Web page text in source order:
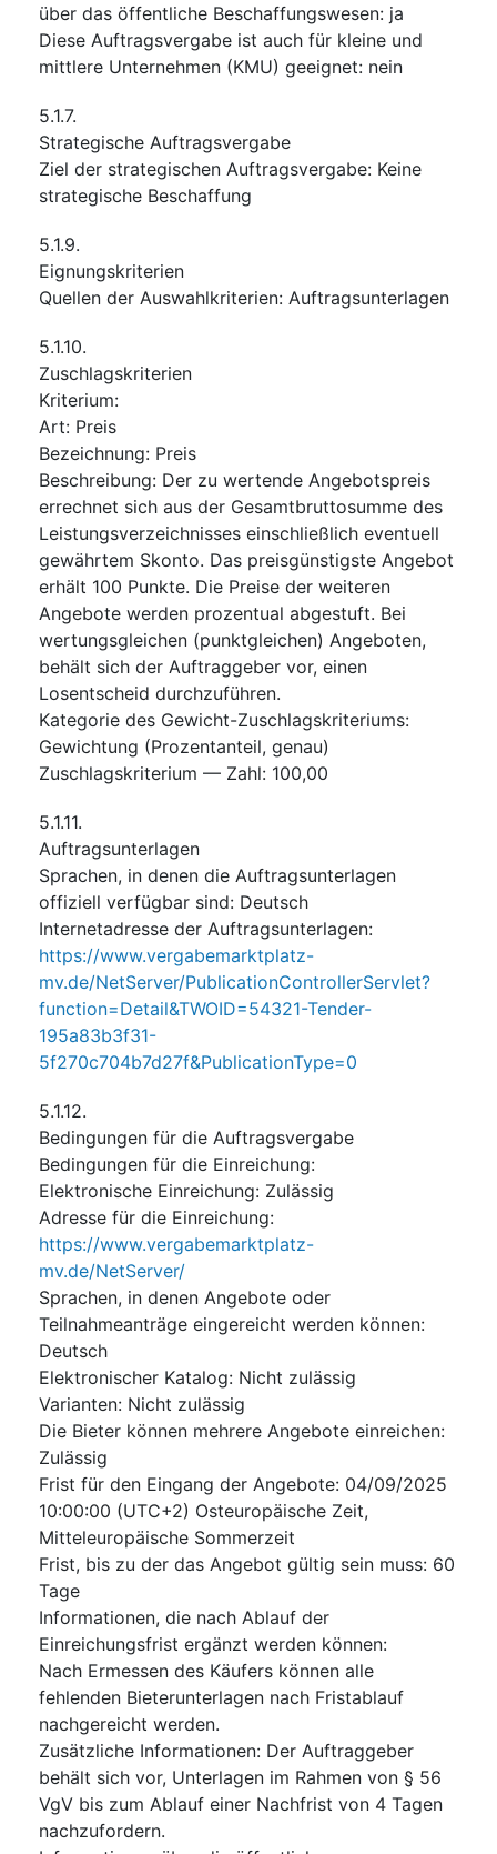
über das öffentliche Beschaffungswesen: ja
Diese Auftragsvergabe ist auch für kleine und
mittlere Unternehmen (KMU) geeignet: nein
5.1.7.
Strategische Auftragsvergabe
Ziel der strategischen Auftragsvergabe: Keine
strategische Beschaffung
5.1.9.
Eignungskriterien
Quellen der Auswahlkriterien: Auftragsunterlagen
5.1.10.
Zuschlagskriterien
Kriterium:
Art: Preis
Bezeichnung: Preis
Beschreibung: Der zu wertende Angebotspreis
errechnet sich aus der Gesamtbruttosumme des
Leistungsverzeichnisses einschließlich eventuell
gewährtem Skonto. Das preisgünstigste Angebot
erhält 100 Punkte. Die Preise der weiteren
Angebote werden prozentual abgestuft. Bei
wertungsgleichen (punktgleichen) Angeboten,
behält sich der Auftraggeber vor, einen
Losentscheid durchzuführen.
Kategorie des Gewicht-Zuschlagskriteriums:
Gewichtung (Prozentanteil, genau)
Zuschlagskriterium — Zahl: 100,00
5.1.11.
Auftragsunterlagen
Sprachen, in denen die Auftragsunterlagen
offiziell verfügbar sind: Deutsch
Internetadresse der Auftragsunterlagen:
https://www.vergabemarktplatz-
mv.de/NetServer/PublicationControllerServlet?
function=Detail&TWOID=54321-Tender-
195a83b3f31-
5f270c704b7d27f&PublicationType=0
5.1.12.
Bedingungen für die Auftragsvergabe
Bedingungen für die Einreichung:
Elektronische Einreichung: Zulässig
Adresse für die Einreichung:
https://www.vergabemarktplatz-
mv.de/NetServer/
Sprachen, in denen Angebote oder
Teilnahmeanträge eingereicht werden können:
Deutsch
Elektronischer Katalog: Nicht zulässig
Varianten: Nicht zulässig
Die Bieter können mehrere Angebote einreichen:
Zulässig
Frist für den Eingang der Angebote: 04/09/2025
10:00:00 (UTC+2) Osteuropäische Zeit,
Mitteleuropäische Sommerzeit
Frist, bis zu der das Angebot gültig sein muss: 60
Tage
Informationen, die nach Ablauf der
Einreichungsfrist ergänzt werden können:
Nach Ermessen des Käufers können alle
fehlenden Bieterunterlagen nach Fristablauf
nachgereicht werden.
Zusätzliche Informationen: Der Auftraggeber
behält sich vor, Unterlagen im Rahmen von § 56
VgV bis zum Ablauf einer Nachfrist von 4 Tagen
nachzufordern.